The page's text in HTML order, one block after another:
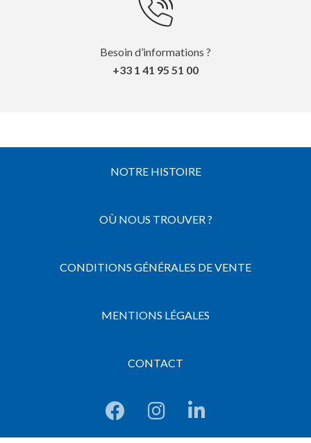
Besoin d’informations ?
+33 1 41 95 51 00
NOTRE HISTOIRE
OÙ NOUS TROUVER ?
CONDITIONS GÉNÉRALES DE VENTE
MENTIONS LÉGALES
CONTACT